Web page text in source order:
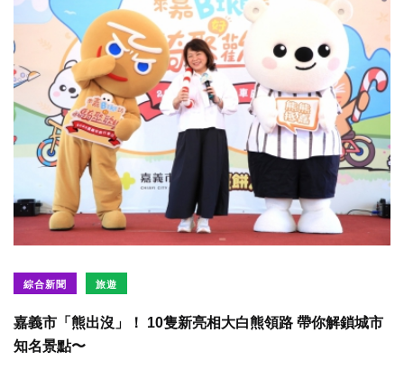
綜合新聞 旅遊
嘉義市「熊出沒」！ 10隻新亮相大白熊領路 帶你解鎖城市
知名景點〜